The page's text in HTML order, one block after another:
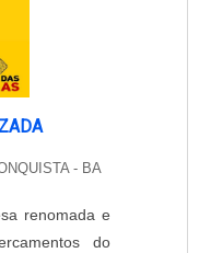
- BA
renomada e
do